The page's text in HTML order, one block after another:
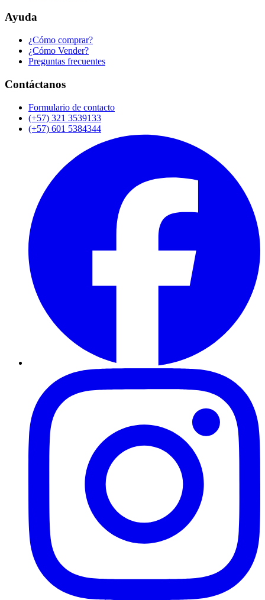
Ayuda
¿Cómo comprar?
¿Cómo Vender?
Preguntas frecuentes
Contáctanos
Formulario de contacto
(+57) 321 3539133
(+57) 601 5384344